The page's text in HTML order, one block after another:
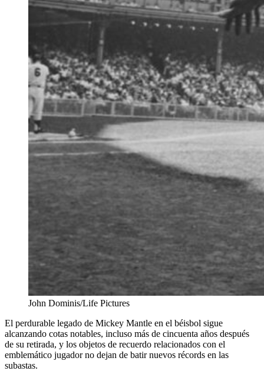
John Dominis/Life Pictures
El perdurable legado de Mickey Mantle en el béisbol sigue
alcanzando cotas notables, incluso más de cincuenta años después
de su retirada, y los objetos de recuerdo relacionados con el
emblemático jugador no dejan de batir nuevos récords en las
subastas.